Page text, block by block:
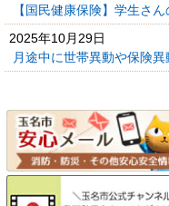
【国民健康保険】学生さ
2025年10月29日
月途中に世帯異動や保険